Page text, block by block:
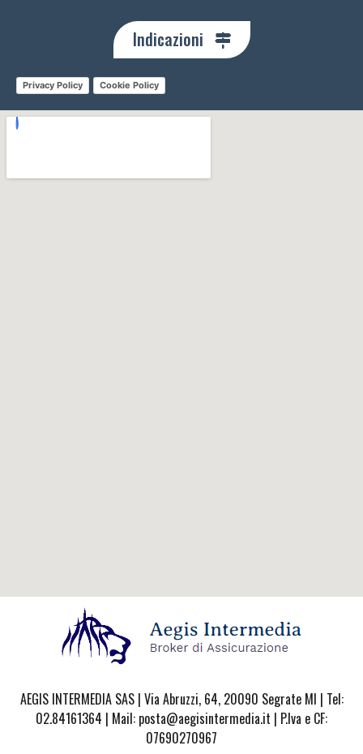
Indicazioni
Privacy Policy Cookie Policy
AEGIS INTERMEDIA SAS | Via Abruzzi, 64, 20090 Segrate MI | Tel:
02.84161364 | Mail: posta@aegisintermedia.it | P.Iva e CF:
07690270967